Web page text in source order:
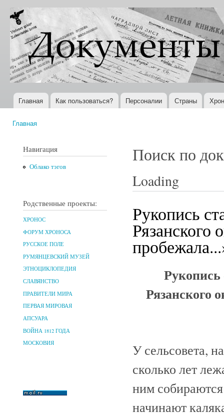
Документы
XX века
Всемирная
история в
Интернете
Главное меню
Главная Как пользоваться? Персоналии Страны
Главная
Навигация
Облако тэгов
Родственные проекты:
ХРОНОС
ФОРУМ ХРОНОСА
РУССКОЕ ПОЛЕ
РУМЯНЦЕВСКИЙ МУЗЕЙ
ЭТНОЦИКЛОПЕДИЯ
СЛАВЯНСТВО
ПРАВИТЕЛИ МИРА
ПЕРВАЯ МИРОВАЯ
АПСУАРА
ВОЙНА 1812 ГОДА
МОСКОВИЯ
Поиск по
Loading
Рукопись
Рукопись
Рязанского
У сельсовета,
сколько лет
ним
начинают